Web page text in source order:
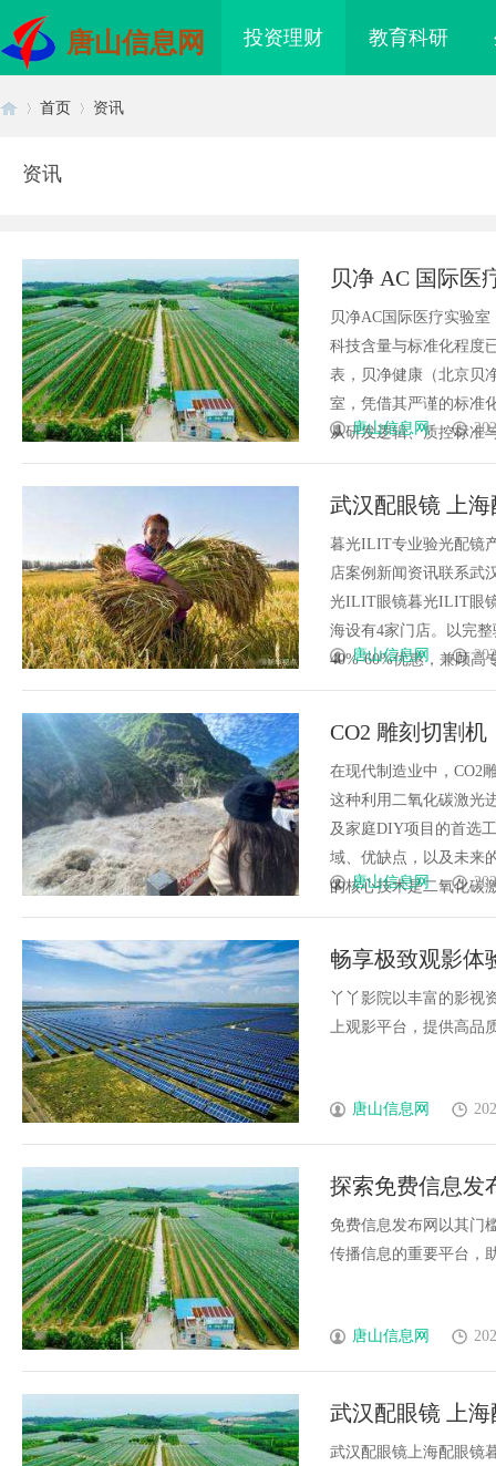
唐山信息网 投资理财 教育科研
首页 资讯
资讯
贝净 AC 国际医
贝净AC国际医疗实验
科技含量与标准化程度
表，贝净健康（北京贝
室，凭借其严谨的标准
从研发逻辑、质控标准
唐山信息网
武汉配眼镜 上
暮光ILIT专业验光配镜
店案例新闻资讯联系武
光ILIT眼镜暮光ILIT眼
海设有4家门店。以完
40%-60%优惠，兼顾高
唐山信息网
CO2 雕刻切割
在现代制造业中，CO2
这种利用二氧化碳激光
及家庭DIY项目的首选
域、优缺点，以及未来
的核心技术是二氧化碳
唐山信息网
畅享极致观影体
丫丫影院以丰富的影视
上观影平台，提供高品
唐山信息网
探索免费信息发
免费信息发布网以其门
传播信息的重要平台，
唐山信息网
武汉配眼镜 上
武汉配眼镜上海配眼镜
配眼镜 贝净 AC 国际医疗实验室，标准
发体系全解析